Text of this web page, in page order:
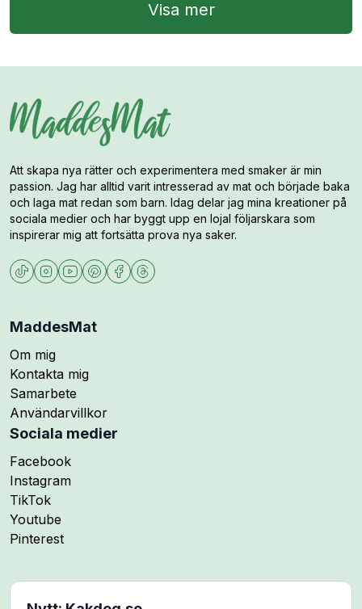
Visa mer
Att skapa nya rätter och experimentera med smaker är min
passion. Jag har alltid varit intresserad av mat och började baka
och laga mat redan som barn. Idag delar jag mina kreationer på
sociala medier och har byggt upp en lojal följarskara som
inspirerar mig att fortsätta prova nya saker.
MaddesMat
Om mig
Kontakta mig
Samarbete
Användarvillkor
Sociala medier
Följ mig på
Facebook
Följ mig på
Instagram
Följ mig på
TikTok
Följ mig på
Youtube
Följ mig på
Pinterest